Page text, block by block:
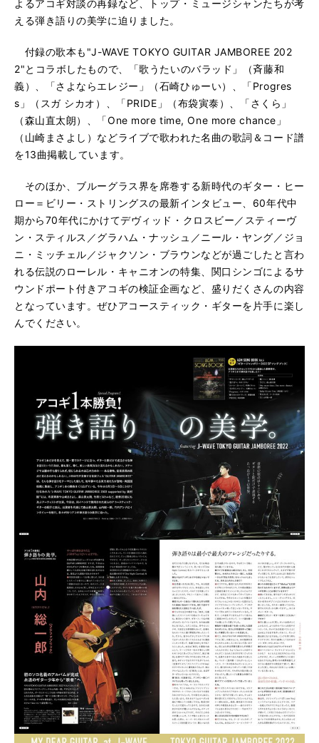
よるアコギ対談の再録など、トップ・ミュージシャンたちが考
える弾き語りの美学に迫りました。
付録の歌本も"J-WAVE TOKYO GUITAR JAMBOREE 202
2"とコラボしたもので、「歌うたいのバラッド」（斉藤和
義）、「さよならエレジー」（石崎ひゅーい）、「Progres
s」（スガ シカオ）、「PRIDE」（布袋寅泰）、「さくら」
（森山直太朗）、「One more time, One more chance」
（山崎まさよし）などライブで歌われた名曲の歌詞＆コード譜
を13曲掲載しています。
そのほか、ブルーグラス界を席巻する新時代のギター・ヒー
ロー＝ビリー・ストリングスの最新インタビュー、60年代中
期から70年代にかけてデヴィッド・クロスビー／スティーヴ
ン・スティルス／グラハム・ナッシュ／ニール・ヤング／ジョ
ニ・ミッチェル／ジャクソン・ブラウンなどが過ごしたと言わ
れる伝説のローレル・キャニオンの特集、関口シンゴによるサ
ウンドポート付きアコギの検証企画など、盛りだくさんの内容
となっています。ぜひアコースティック・ギターを片手に楽し
んでください。